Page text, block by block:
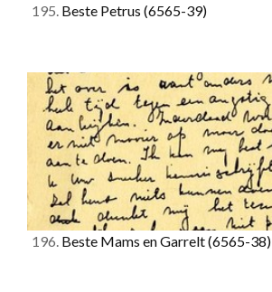
195. Beste Petrus (6565-39)
196. Beste Mams en Garrelt(6565-38)